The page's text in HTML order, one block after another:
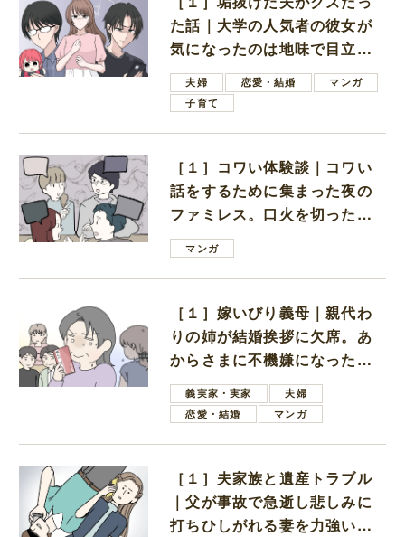
た話｜大学の人気者の彼女が
気になったのは地味で目立た
ない男子学生
夫婦 恋愛・結婚
マンガ
子育て
［１］コワい体験談｜コワい
話をするために集まった夜の
ファミレス。口火を切ったの
は電車好きの男の子ママ
マンガ
［１］嫁いびり義母｜親代わ
りの姉が結婚挨拶に欠席。あ
からさまに不機嫌になった義
母義実家・実家
夫婦
恋愛・結婚
マンガ
［１］夫家族と遺産トラブル
｜父が事故で急逝し悲しみに
打ちひしがれる妻を力強い言